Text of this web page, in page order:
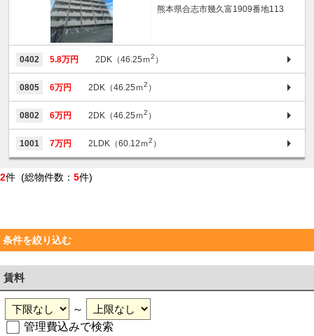
熊本県合志市幾久富1909番地113
0402 5.8万円 2DK（46.25ｍ2 ）
0805 6万円 2DK（46.25ｍ2 ）
0802 6万円 2DK（46.25ｍ2 ）
1001 7万円 2LDK（60.12ｍ2 ）
2件 (総物件数： 5件)
条件を絞り込む
賃料
～
管理費込みで検索